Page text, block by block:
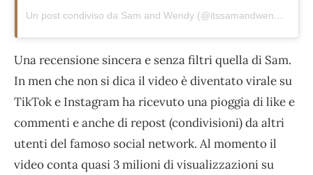
Un post condiviso da Sam and Wendy (@itssamandwendy)
Una recensione sincera e senza filtri quella di Sam.
In men che non si dica il video è diventato virale su
TikTok e Instagram ha ricevuto una pioggia di like e
commenti e anche di repost (condivisioni) da altri
utenti del famoso social network. Al momento il
video conta quasi 3 milioni di visualizzazioni su